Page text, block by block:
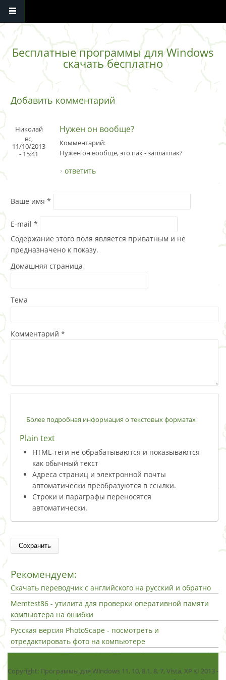
Перейти к основному содержанию
Бесплатные программы для Windows
скачать бесплатно
Добавить комментарий
Николай
вс,
11/10/2013
- 15:41
Нужен он вообще?
Комментарий:
Нужен он вообще, это пак - заплатпак?
ответить
Ваше имя *
E-mail *
Содержание этого поля является приватным и не
предназначено к показу.
Домашняя страница
Тема
Комментарий *
Более подробная информация о текстовых форматах
Plain text
HTML-теги не обрабатываются и показываются
как обычный текст
Адреса страниц и электронной почты
автоматически преобразуются в ссылки.
Строки и параграфы переносятся
автоматически.
Рекомендуем:
Скачать переводчик с английского на русский и обратно
Memtest86 - утилита для проверки оперативной памяти
компьютера на ошибки
Русская версия PhotoScape - посмотреть и
отредактировать фото на компьютере
Copyright: Программы для Windows 11, 10, 8.1, 8, 7, Vista, ХР © 2013 -